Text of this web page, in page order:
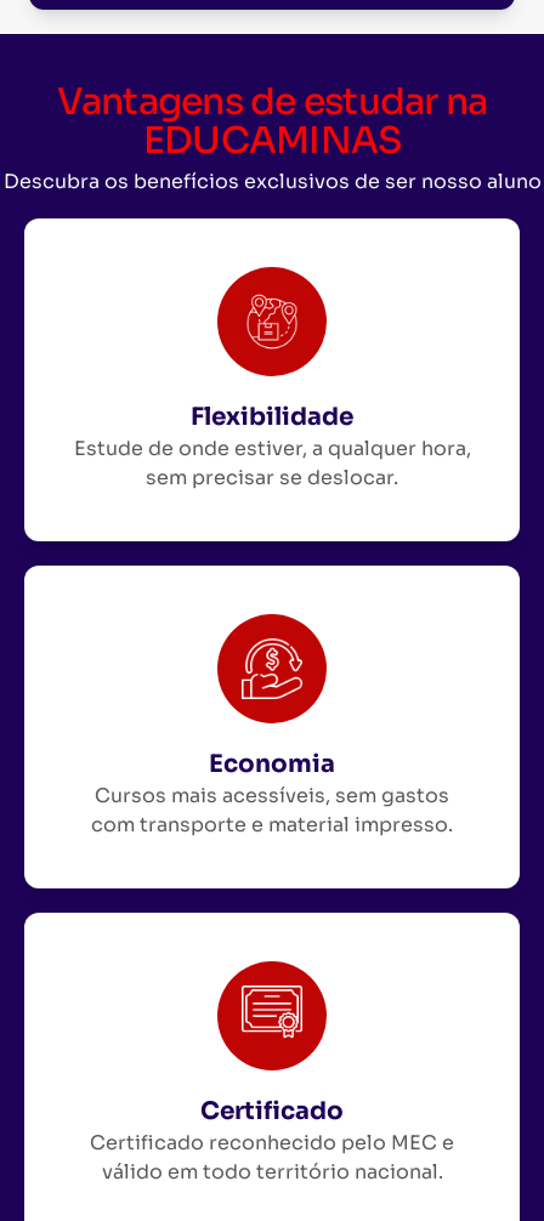
Vantagens de estudar na
EDUCAMINAS
Descubra os benefícios exclusivos de ser nosso aluno
Flexibilidade
Estude de onde estiver, a qualquer hora,
sem precisar se deslocar.
Economia
Cursos mais acessíveis, sem gastos
com transporte e material impresso.
Certificado
Certificado reconhecido pelo MEC e
válido em todo território nacional.